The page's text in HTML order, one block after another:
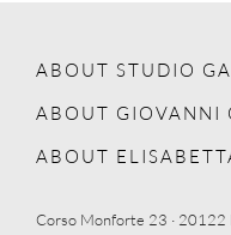
ABOUT STUDIO
ABOUT GIOVANNI
ABOUT
Corso Monforte 23 · 20122